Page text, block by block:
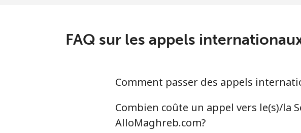
Senegal
Ligne fixe ⁦46.9¢⁩
FAQ sur les appels
Comment passer des appels
Combien coûte un appel vers le(s)/la
AlloMaghreb.com?